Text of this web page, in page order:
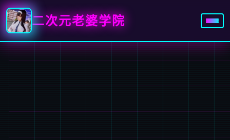
二次元老婆学院